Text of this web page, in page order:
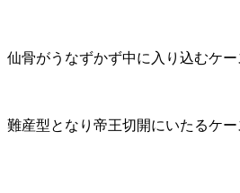
仙骨がうなずかず中に入り込むケー
難産型となり帝王切開にいたるケー